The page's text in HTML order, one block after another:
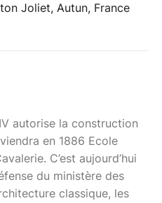
Joliet, Autun, France
autorise la construction
en 1886 Ecole
C’est aujourd’hui
du ministère des
classique, les